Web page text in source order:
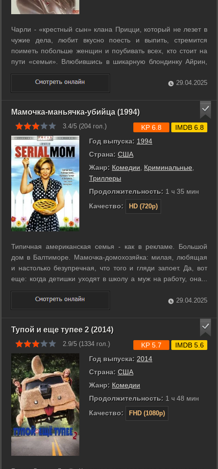
Чарли - «крестный сын» клана Прицци, который не лезет в
чужие дела, любит вкусно поесть и выпить, стремится
поиметь побольше женщин и поубивать всех, кто стоит на
пути «семьи». Влюбившись в шикарную блондинку Айрин,
он только после свадьбы узнает, что его красавица жена -
наемная убийца, одна из лучших в этом бизнесе. А когда
Чарли отправляют в ...
29.04.2025
Мамочка-маньячка-убийца (1994)
3.4/5 (204 гол.)
Год выпуска: 1994
Страна: США
Жанр: Комедии Криминальные
Триллеры
Продолжительность: 1 ч 35 мин
Качество:
HD (720p)
KP 6.8 IMDB 6.8
Типичная американская семья - как в рекламе. Большой
дом в Балтиморе. Мамочка-домохозяйка: милая, любящая
и настолько безупречная, что того и гляди запоет. Да, вот
еще: когда детишки уходят в школу а муж на работу, она...
убивает. С выбором очередной жертвы проблем нет:
достаточно отдать предпочтение другой девочке
поприятней чем ее дочурка, ...
29.04.2025
Тупой и еще тупее 2 (2014)
2.9/5 (1334 гол.)
Год выпуска: 2014
Страна: США
Жанр: Комедии
Продолжительность: 1 ч 48 мин
Качество:
FHD (1080p)
KP 5.7 IMDB 5.6